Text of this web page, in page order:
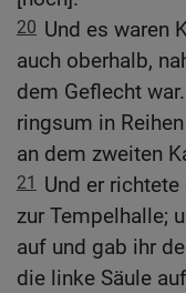
20 Und es waren
auch oberhalb,
dem Geflecht
ringsum in
an dem zweiten
21
Und er
zur Tempelhalle;
auf und gab ihr
die linke Säule